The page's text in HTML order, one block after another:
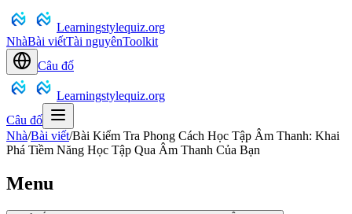
Learningstylequiz.org
NhàBài viếtTài nguyênToolkit
Câu đố
Learningstylequiz.org
Câu đố
Nhà/Bài viết/Bài Kiểm Tra Phong Cách Học Tập Âm Thanh: Khai
Phá Tiềm Năng Học Tập Qua Âm Thanh Của Bạn
Menu